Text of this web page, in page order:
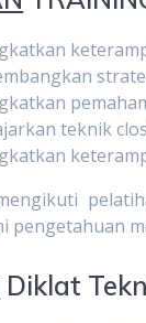
teknik
pengetahuan
Diklat